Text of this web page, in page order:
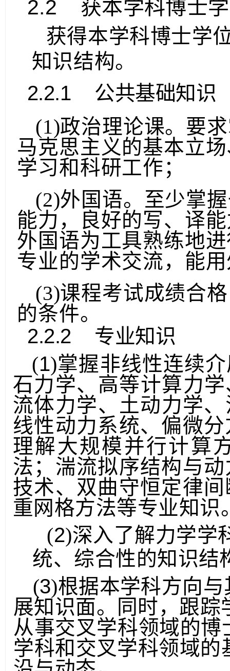
2.2获本学科博士
获得本学科博士学
知识结构。
公共基础知识
(1)政治理论课。要
马克思主义的基本立场
学习和科研工作；
(2)外国语。至少掌
能力，良好的写、译
外国语为工具熟练地
专业的学术交流，能
(3)课程考试成绩合
的条件。
2.2.2
专业知识
(1)掌握非线性连续
石力学、高等计算力
流体力学、土动力学
线性动力系统、偏微
理解大规模并行计算
法；湍流拟序结构与
技术、双曲守恒定律
重网格方法等专业知识
( )深入了解力学学
统、综合性的知识结
(3)根据本学科方向
展知识面。同时，跟踪
从事交叉学科领域的
学科和交叉学科领域